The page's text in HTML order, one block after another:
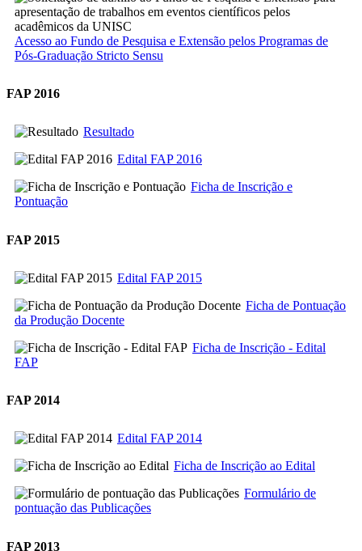
Acesso ao Fundo de Pesquisa e Extensão pelos Programas de
Pós-Graduação Stricto Sensu
FAP 2016
Resultado
Edital FAP 2016
Ficha de Inscrição e
Pontuação
FAP 2015
Edital FAP 2015
Ficha de Pontuação
da Produção Docente
Ficha de Inscrição - Edital
FAP
FAP 2014
Edital FAP 2014
Ficha de Inscrição ao Edital
Formulário de
pontuação das Publicações
FAP 2013